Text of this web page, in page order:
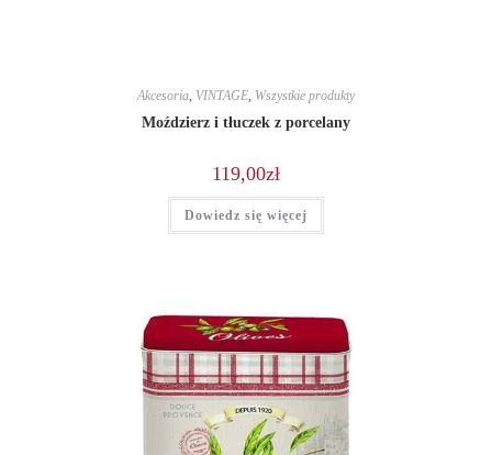
Akcesoria, VINTAGE, Wszystkie produkty
Moździerz i tłuczek z porcelany
119,00zł
Dowiedz się więcej